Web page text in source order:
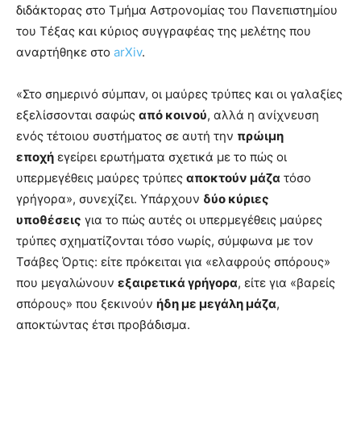
διδάκτορας στο Τμήμα Αστρονομίας του Πανεπιστημίου
του Τέξας και κύριος συγγραφέας της μελέτης που
αναρτήθηκε στο arXiv.
«Στο σημερινό σύμπαν, οι μαύρες τρύπες και οι γαλαξίες
εξελίσσονται σαφώς από κοινού, αλλά η ανίχνευση
ενός τέτοιου συστήματος σε αυτή την πρώιμη
εποχή εγείρει ερωτήματα σχετικά με το πώς οι
υπερμεγέθεις μαύρες τρύπες αποκτούν μάζα τόσο
γρήγορα», συνεχίζει. Υπάρχουν δύο κύριες
υποθέσεις για το πώς αυτές οι υπερμεγέθεις μαύρες
τρύπες σχηματίζονται τόσο νωρίς, σύμφωνα με τον
Τσάβες Όρτις: είτε πρόκειται για «ελαφρούς σπόρους»
που μεγαλώνουν εξαιρετικά γρήγορα, είτε για «βαρείς
σπόρους» που ξεκινούν ήδη με μεγάλη μάζα,
αποκτώντας έτσι προβάδισμα.